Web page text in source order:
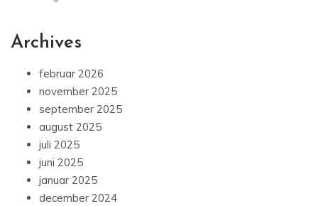
Archives
februar 2026
november 2025
september 2025
august 2025
juli 2025
juni 2025
januar 2025
december 2024